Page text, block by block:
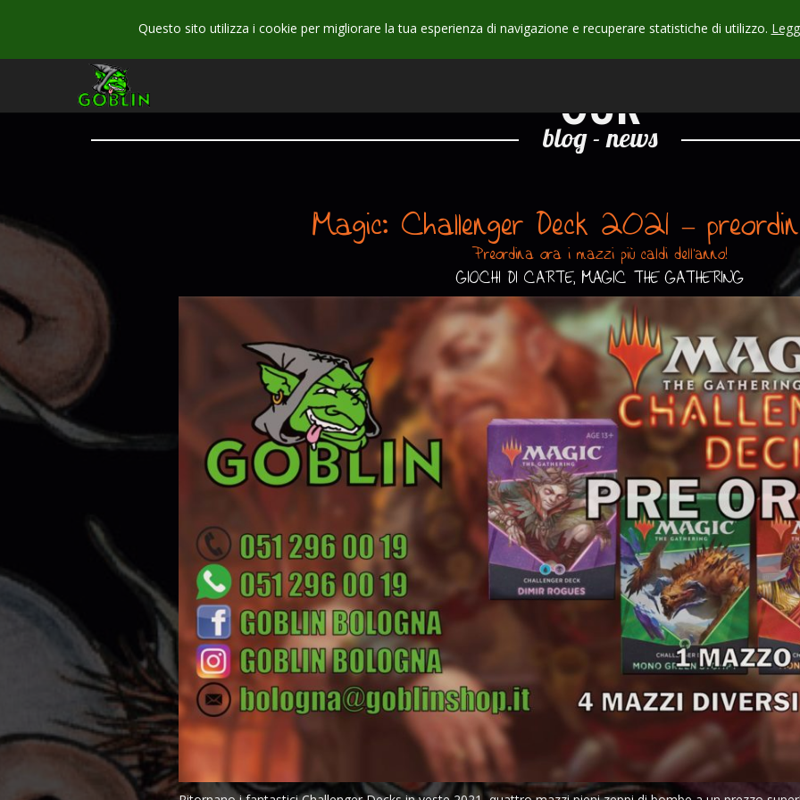
Questo sito utilizza i cookie per migliorare la tua esperienza di navigazione e recuperare statistiche di utilizzo.
OUR
blog - news
Magic: Challenger Deck 2021 –
Preordina ora i mazzi più caldi dell'anno!
GIOCHI DI CARTE, MAGIC THE GATHERING